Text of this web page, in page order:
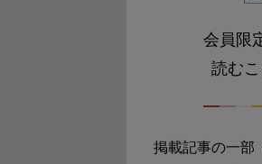
会員限
読む
掲載記事の一部